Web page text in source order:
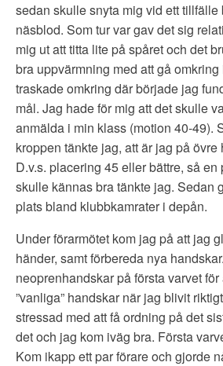
sedan skulle snyta mig vid ett
näsblod. Som tur var gav det sig
mig ut att titta lite på spåret och det
bra uppvärmning med att gå
traskade omkring där började jag
mål. Jag hade för mig att det skulle
anmälda i min klass (motion 40-49).
kroppen tänkte jag, att är jag på
D.v.s. placering 45 eller bättre, så
skulle kännas bra tänkte jag. Sedan
plats bland klubbkamrater i depån.
Under förarmötet kom jag på att jag
händer, samt förbereda nya
neoprenhandskar på första varvet
”vanliga” handskar när jag blivit
stressad med att få ordning på det
det och jag kom iväg bra. Första
Kom ikapp ett par förare och gjorde